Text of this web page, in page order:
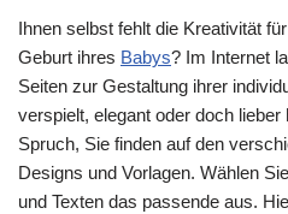
Ihnen selbst fehlt die Kreativität
Geburt ihres Babys? Im Internet
Seiten zur Gestaltung ihrer
verspielt, elegant oder doch
Spruch, Sie finden auf den
Designs und Vorlagen. Wählen
und Texten das passende aus.